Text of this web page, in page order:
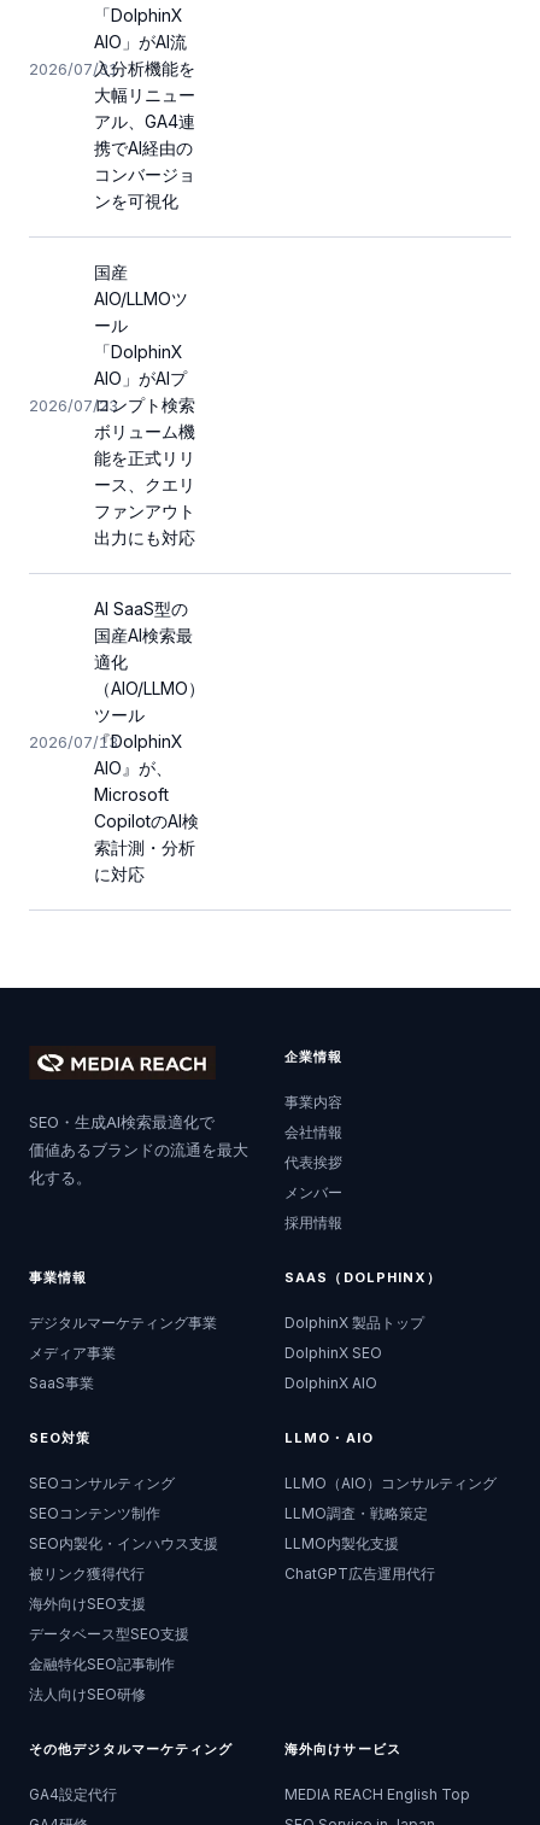
2026/07/31
「DolphinX
AIO」がAI流
入分析機能を
大幅リニュー
アル、GA4連
携でAI経由の
コンバージョ
ンを可視化
2026/07/23
国産
AIO/LLMOツ
ール
「DolphinX
AIO」がAIプ
ロンプト検索
ボリューム機
能を正式リリ
ース、クエリ
ファンアウト
出力にも対応
2026/07/13
AI SaaS型の
国産AI検索最
適化
（AIO/LLMO）
ツール
『DolphinX
AIO』が、
Microsoft
CopilotのAI検
索計測・分析
に対応
SEO・生成AI検索最適化で
価値あるブランドの流通を最大
化する。
企業情報
事業内容
会社情報
代表挨拶
メンバー
採用情報
事業情報
デジタルマーケティング事業
メディア事業
SaaS事業
SAAS（DOLPHINX）
DolphinX 製品トップ
DolphinX SEO
DolphinX AIO
SEO対策
SEOコンサルティング
SEOコンテンツ制作
SEO内製化・インハウス支援
被リンク獲得代行
海外向けSEO支援
データベース型SEO支援
金融特化SEO記事制作
法人向けSEO研修
LLMO・AIO
LLMO（AIO）コンサルティング
LLMO調査・戦略策定
LLMO内製化支援
ChatGPT広告運用代行
その他デジタルマーケティング
GA4設定代行
海外向けサービス
MEDIA REACH English Top